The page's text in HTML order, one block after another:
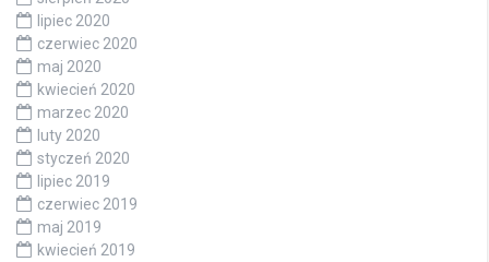
lipiec 2020
czerwiec 2020
maj 2020
kwiecień 2020
marzec 2020
luty 2020
styczeń 2020
lipiec 2019
czerwiec 2019
maj 2019
kwiecień 2019